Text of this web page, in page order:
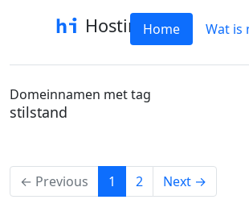
HostinfoHome Wat is
Domeinnamen met tag
stilstand
← Previous 1 (current)
2 Next →